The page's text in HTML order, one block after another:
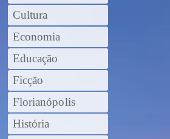
Cultura
Economia
Educação
Ficção
Florianópolis
História